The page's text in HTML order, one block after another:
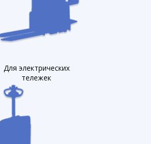
Для электрических
тележек